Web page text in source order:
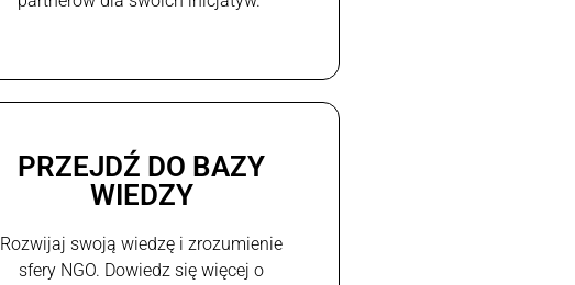
PRZEJDŹ DO BAZY
WIEDZY
Rozwijaj swoją wiedzę i zrozumienie
sfery NGO. Dowiedz się więcej o